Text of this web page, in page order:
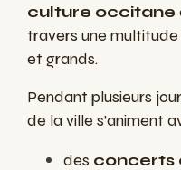
culture occitane
travers une
et grands.
Pendant plusieurs
de la ville s’animent
des concerts